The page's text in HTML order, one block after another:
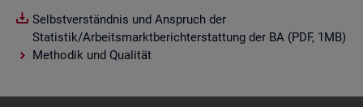
Selbstverständnis und Anspruch der
Statistik/Arbeitsmarktberichterstattung der BA (PDF, 1MB)
Methodik und Qualität